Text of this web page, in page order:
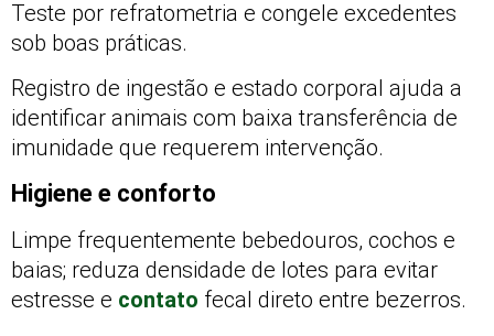
Teste por refratometria e congele excedentes
sob boas práticas.
Registro de ingestão e estado corporal ajuda a
identificar animais com baixa transferência de
imunidade que requerem intervenção.
Higiene e conforto
Limpe frequentemente bebedouros, cochos e
baias; reduza densidade de lotes para evitar
estresse e contato fecal direto entre bezerros.